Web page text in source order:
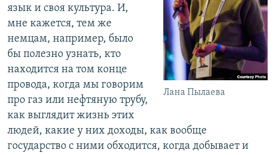
Лана Пылаева
язык и своя культура. И,
мне кажется, тем же
немцам, например, было
бы полезно узнать, кто
находится на том конце
провода, когда мы говорим
про газ или нефтяную трубу,
как выглядит жизнь этих
людей, какие у них доходы, как вообще
государство с ними обходится, когда добывает и